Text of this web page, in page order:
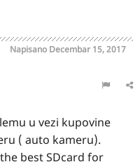
Napisano Decembar 15, 2017
u vezi kupovine
( auto kameru).
best SDcard for